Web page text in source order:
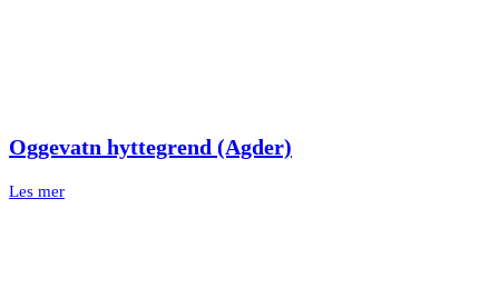
Oggevatn hyttegrend (Agder)
Les mer